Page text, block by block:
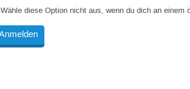
Wähle diese Option nicht aus, wenn du dich an